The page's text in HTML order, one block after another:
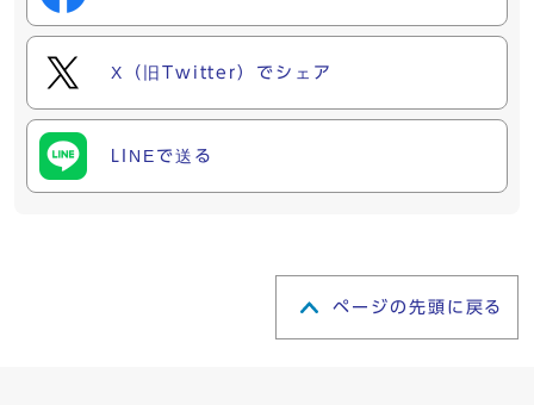
X（旧Twitter）でシェア
LINEで送る
ページの先頭に戻る